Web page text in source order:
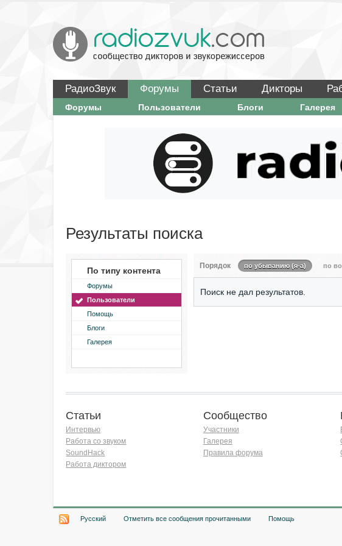
РадиоЗвук Форумы Статьи Дикторы
Форумы Пользователи Блоги Галерея
Результаты поиска
По типу контента
Форумы
Пользователи
Помощь
Блоги
Галерея
Порядок по убыванию (я-а) по
Поиск не дал результатов.
Статьи
Интервью
Работа со звуком
SoundHack
Работа диктором
Сообщество
Участники
Галерея
Правила форума
Русский Отметить все сообщения прочитанными Помощь